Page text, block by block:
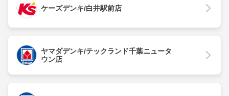
ケーズデンキ/白井駅前店
ヤマダデンキ/テックランド千葉ニュータ
ウン店